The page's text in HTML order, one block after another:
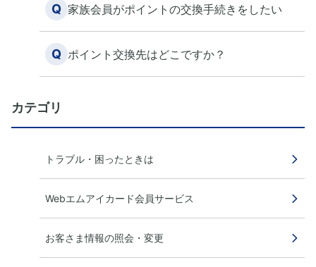
Q 家族会員がポイントの交換手続きをしたい
Q ポイント交換先はどこですか？
カテゴリ
トラブル・困ったときは
Webエムアイカード会員サービス
お客さま情報の照会・変更